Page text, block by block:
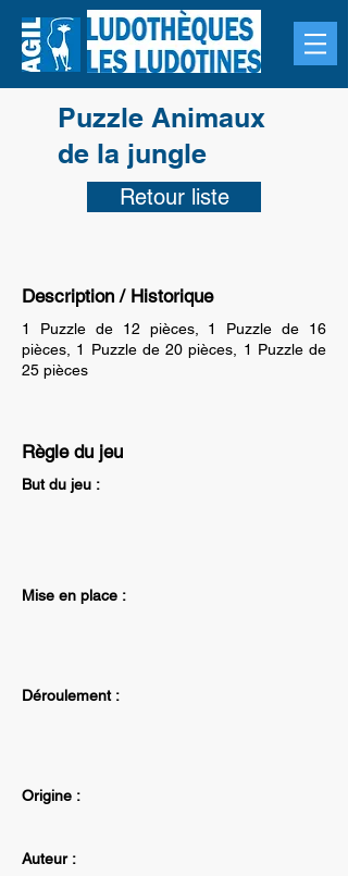
Puzzle Animaux
de la jungle
Retour liste
Description / Historique
1 Puzzle de 12 pièces, 1 Puzzle de 16
pièces, 1 Puzzle de 20 pièces, 1 Puzzle de
25 pièces
Règle du jeu
But du jeu :
Mise en place :
Déroulement :
Origine :
Auteur :